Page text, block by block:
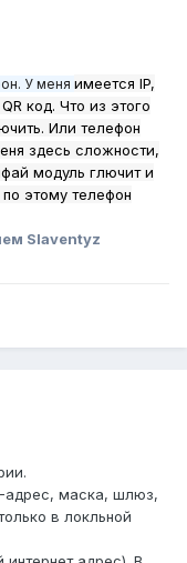
У меня имеется IP,
код. Что из этого
Или телефон
здесь сложности,
модуль глючит и
этому телефон
Slaventyz
адрес, маска, шлюз,
в локльной